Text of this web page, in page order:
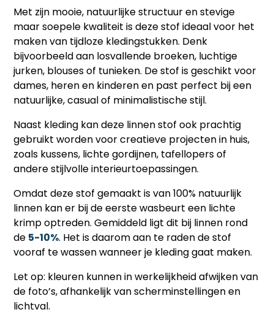
Met zijn mooie, natuurlijke structuur en stevige
maar soepele kwaliteit is deze stof ideaal voor het
maken van tijdloze kledingstukken. Denk
bijvoorbeeld aan losvallende broeken, luchtige
jurken, blouses of tunieken. De stof is geschikt voor
dames, heren en kinderen en past perfect bij een
natuurlijke, casual of minimalistische stijl.
Naast kleding kan deze linnen stof ook prachtig
gebruikt worden voor creatieve projecten in huis,
zoals kussens, lichte gordijnen, tafellopers of
andere stijlvolle interieurtoepassingen.
Omdat deze stof gemaakt is van 100% natuurlijk
linnen kan er bij de eerste wasbeurt een lichte
krimp optreden. Gemiddeld ligt dit bij linnen rond
de 5-10%. Het is daarom aan te raden de stof
vooraf te wassen wanneer je kleding gaat maken.
Let op: kleuren kunnen in werkelijkheid afwijken van
de foto’s, afhankelijk van scherminstellingen en
lichtval.